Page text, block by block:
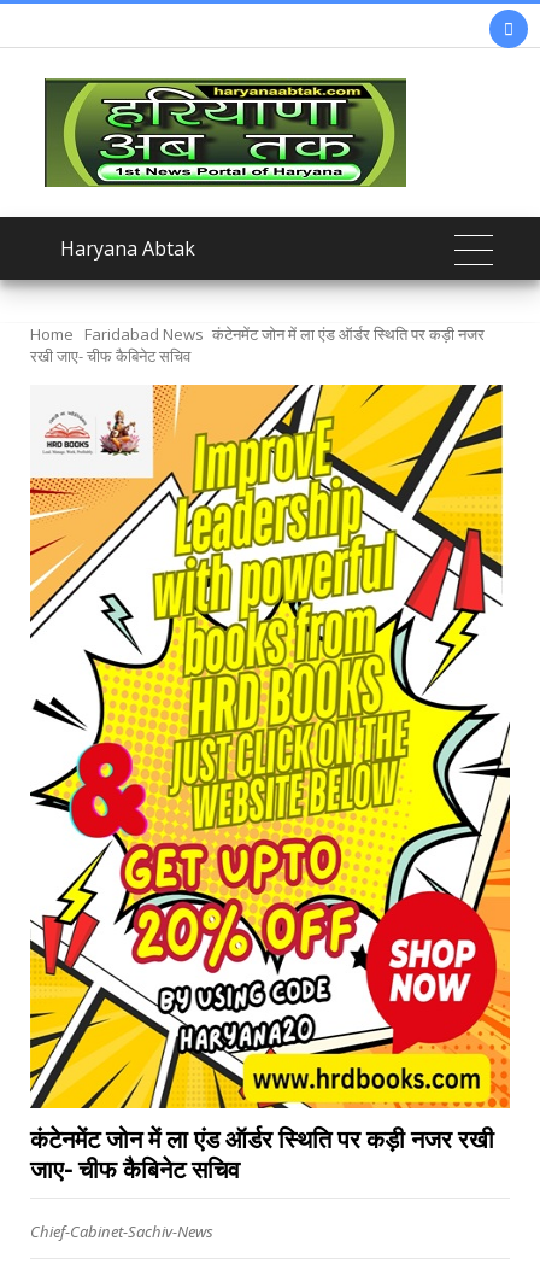

Haryana Abtak
Home Faridabad News कंटेनमेंट जोन में ला एंड ऑर्डर स्थिति पर कड़ी नजर
रखी जाए- चीफ कैबिनेट सचिव
कंटेनमेंट जोन में ला एंड ऑर्डर स्थिति पर कड़ी नजर रखी
जाए- चीफ कैबिनेट सचिव
Chief-Cabinet-Sachiv-News